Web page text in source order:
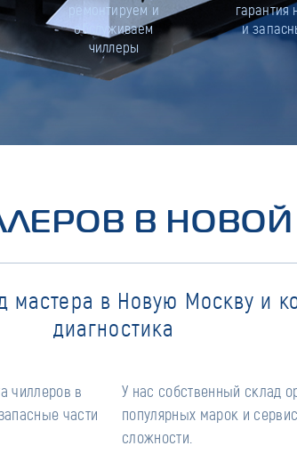
ремонтируем и
обслуживаем
чиллеры
гарантия
и
В
мастера в Новую Москву и
диагностика
чиллеров в
части
У нас собственный склад
популярных марок и
сложности.